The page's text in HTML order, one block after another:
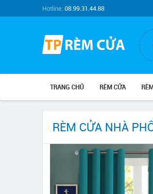
Hotline:08.99.31.44.88
TRANG CHỦ RÈM CỬA
RÈM CỬA NHÀ